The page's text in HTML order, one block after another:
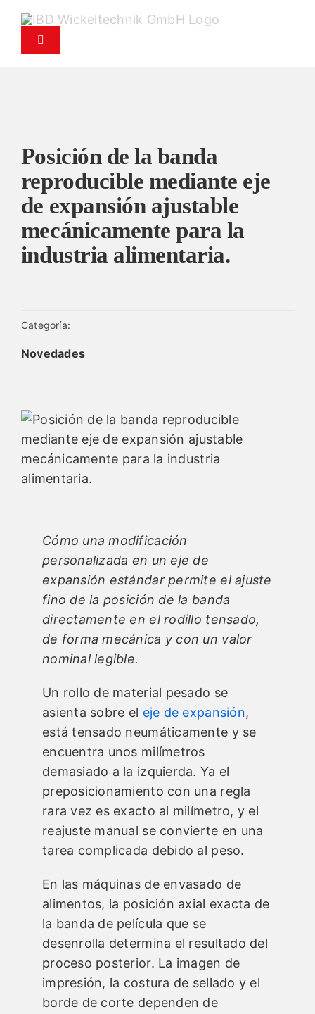
contenidoAlternar
Servicio de recambios
Empresa
Contacto
Español
Posición de la banda
reproducible mediante eje
de expansión ajustable
mecánicamente para la
industria alimentaria.
Categoría:
Novedades
Cómo una modificación
personalizada en un eje de
expansión estándar permite el ajuste
fino de la posición de la banda
directamente en el rodillo tensado,
de forma mecánica y con un valor
nominal legible.
Un rollo de material pesado se
asienta sobre el eje de expansión,
está tensado neumáticamente y se
encuentra unos milímetros
demasiado a la izquierda. Ya el
preposicionamiento con una regla
rara vez es exacto al milímetro, y el
reajuste manual se convierte en una
tarea complicada debido al peso.
En las máquinas de envasado de
alimentos, la posición axial exacta de
la banda de película que se
desenrolla determina el resultado del
proceso posterior. La imagen de
impresión, la costura de sellado y el
borde de corte dependen de